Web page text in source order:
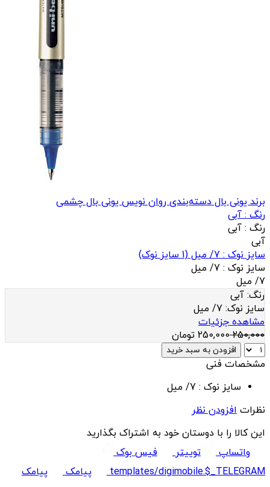
برند یونی بالدسته‌بندی روان نویس یونی بال چشمی
رنگ :آبی
رنگ : آبی
آبی
سایز نوک : 7/ میل
(
1 سایز نوک)
سایز نوک : 7/ میل
7/ میل
رنگ: آبی
سایز نوک: 7/ میل
مشاهده جزئیات
250,000
250,000 تومان
افزودن به سبد خرید
مشخصات فنی
سایز نوک : 7/ میل
نظرات افزودن نظر
این کالا را با دوستان خود به اشتراک بگذارید
واتساپ
توییتر
فیس بوک
templates/digimobile.$_TELEGRAM
پیامک پیامک